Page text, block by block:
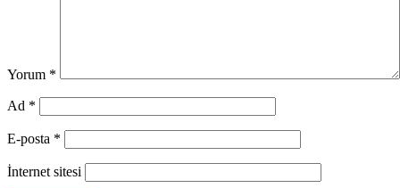
Yorum *
Ad *
E-posta *
İnternet sitesi